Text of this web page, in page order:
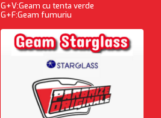
G+V:Geam cu tenta verde
G+F:Geam fumuriu